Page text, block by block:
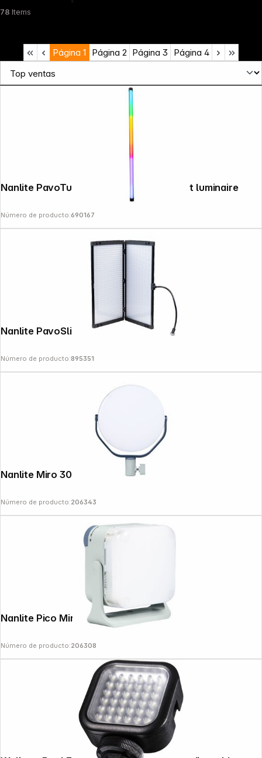
78 Items
Página 1 Página 2 Página 3 Página 4
Nanlite PavoTube II 30X 1Kit colour effect luminaire
Número de producto:690167
Nanlite PavoSlim 240C Full-Color
Número de producto:895351
Nanlite Miro 30C Midnight Blue
Número de producto:206343
Nanlite Pico Mint Blue
Número de producto:206308
Follow us on